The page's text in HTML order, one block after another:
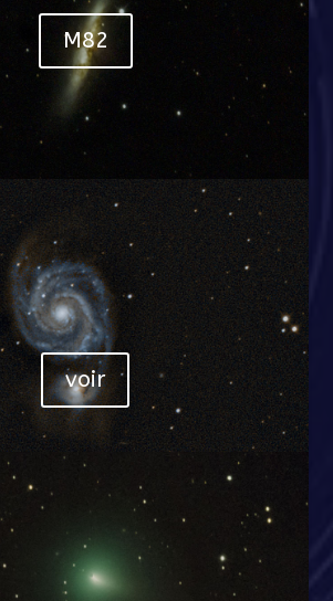
M82
M51
Chien de chasse
2000iso / Eos 6D
Eq6 / RC 8″ 1600mm
2020 / Oysonville(28)
voir
C/2019 Y4
15x60sec 2000iso
Eq6 / RC 8″ 1600mm
03/20 / Oysonville(28)
Stéphane